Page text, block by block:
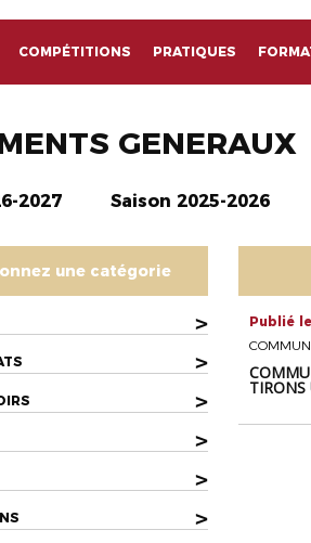
COMPÉTITIONS PRATIQUES
GENERAUX
2027 Saison 2025-2026
une catégorie
>
>
>
>
>
>
Publié
TIRONS